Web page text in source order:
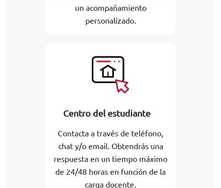
un acompañamiento
personalizado.
Centro del estudiante
Contacta a través de teléfono,
chat y/o email. Obtendrás una
respuesta en un tiempo máximo
de 24/48 horas en función de la
carga docente.